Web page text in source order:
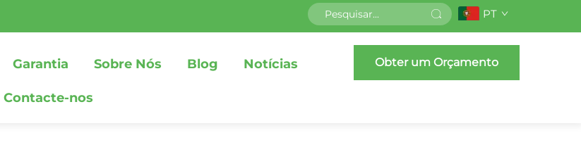
PT
Garantia Sobre Nós Blog Notícias
Contacte-nos
Obter um Orçamento